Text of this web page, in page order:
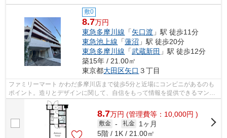
敷0
8.7万円
東急多摩川線 「矢口渡 」駅 徒歩11分
東急池上線 「蓮沼 」駅 徒歩20分
東急多摩川線 「武蔵新田 」駅 徒歩12分
築15年 / 21.00㎡
東京都大田区矢口 ３丁目
ファミリーマート かわだ多摩川店まで徒歩5分と近場にコンビニがあるのも
ポイント。造りとデザインに関して、自信をもって情報を提供できるマンシ
ョンです。2駅利用できる場所にあり、...
8.7万円 (管理費等：10,000円 )
敷金 - 礼金
1ヶ月
5階 / 1K / 21.00㎡